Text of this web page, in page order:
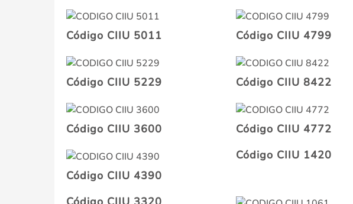
Código CIIU 5011 Código CIIU 4799
Código CIIU 5229 Código CIIU 8422
Código CIIU 3600 Código CIIU 4772
Código CIIU 4390
Código CIIU 1420